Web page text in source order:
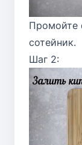
Промойте
сотейник.
Шаг 2: